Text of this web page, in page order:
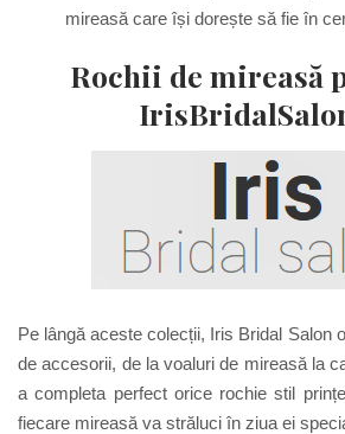
mireasă care își dorește să fie în
Rochii de mireasă
Pe lângă aceste colecții, Iris Bridal Salon
de accesorii, de la voaluri de mireasă la
a completa perfect orice rochie stil
fiecare mireasă va străluci în ziua ei